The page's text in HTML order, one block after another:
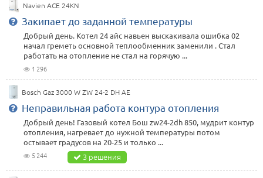
Navien ACE 24KN
Закипает до заданной температуры
Добрый день. Котел 24 айс навьен выскакивала ошибка 02
начал греметь основной теплообменник заменили . Стал
работать на отопление не стал на горячую ...
1 296
Bosch Gaz 3000 W ZW 24-2 DH AE
Неправильная работа контура отопления
Добрый день! Газовый котел Бош zw24-2dh 850, мудрит контур
отопления, нагревает до нужной температуры потом
остывает градусов на 20-25 и только ...
5 244 3 решения